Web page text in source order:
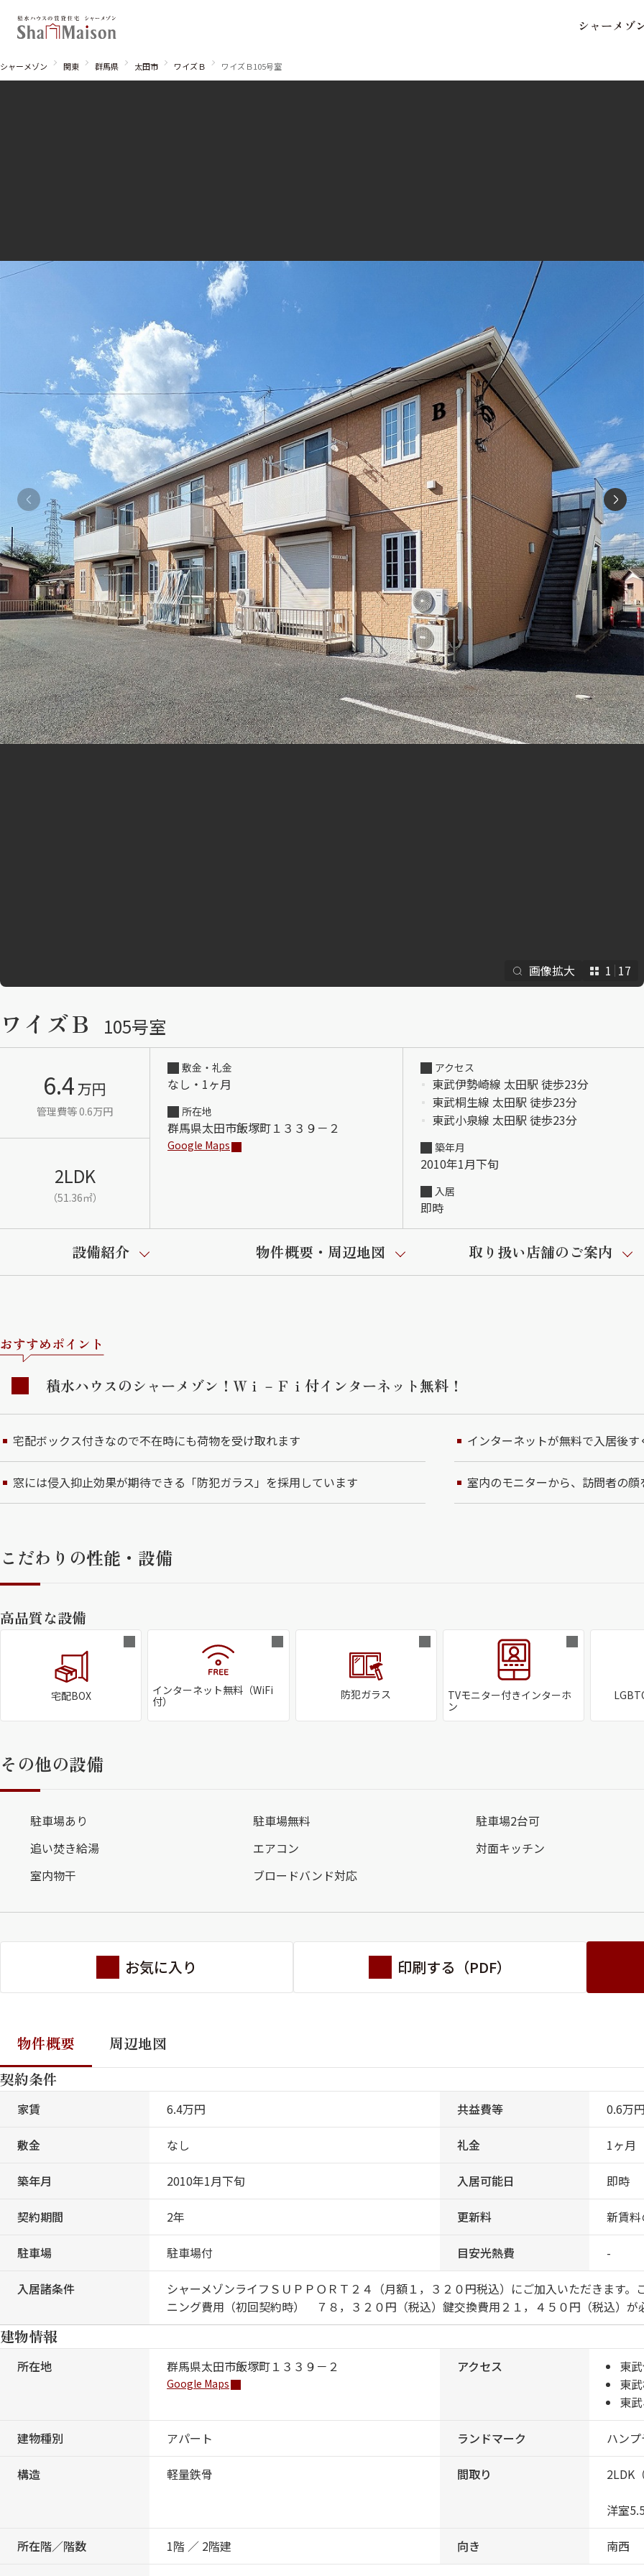
シ ャーメ ゾ
シャーメゾンとは シャーメゾンセレクション ルームツアー
動画ギャラリー ShaMaison STYLE
シャーメ
お問い合わ
シャーメゾ
らくらくパ
シャーメゾ
らくらくプ
シャーメゾン 関東 群馬県 太田市 ワイズＢ ワイズＢ105号室
画像拡大 1 17
ワイズＢ 105号室
6.4万円
管理費等 0.6万円
2LDK
（51.36㎡）
敷金・礼金
なし・1ヶ月
所在地
群馬県太田市飯塚町１３３９－２
Google Maps
アクセス
東武伊勢崎線 太田駅 徒歩23分
東武桐生線 太田駅 徒歩23分
東武小泉線 太田駅 徒歩23分
築年月
2010年1月下旬
入居
即時
設備紹介 物件概要・周辺地図 取り扱い店舗のご案内
おすすめポイント
積水ハウスのシャーメゾン！Ｗｉ－Ｆｉ付インターネット無料！
宅配ボックス付きなので不在時にも荷物を受け取れます インターネットが無料で入居後
窓には侵入抑止効果が期待できる「防犯ガラス」を採用しています 室内のモニターから、訪問者の
こだわりの性能・設備
高品質な設備
宅配BOX
インターネット無料（WiFi
付）
防犯ガラス
TVモニター付きインターホ
ン
その他の設備
駐車場あり 駐車場無料
駐車場2台可
追い焚き給湯
エアコン
対面キッチン
室内物干
ブロードバンド対応
お気に入り 印刷する（PDF）
物件概要
周辺地図
契約条件
家賃 6.4万円 共益費等 0.6万
敷金 なし 礼金 1ヶ月
築年月 2010年1月下旬 入居可能日 即時
契約期間 2年 更新料 新賃
駐車場 駐車場付 目安光熱費 -
入居諸条件
シャーメゾンライフＳＵＰＰＯＲＴ２４（月額１，３２０円税込）にご加入いただきます
ニング費用（初回契約時） ７８，３２０円（税込）鍵交換費用２１，４５０円（税込）が
建物情報
所在地 群馬県太田市飯塚町１３３９－２
Google Maps
アクセス
東
東
東
建物種別 アパート ランドマーク ハン
構造 軽量鉄骨 間取り 2LDK
洋室
所在階／階数 1階 ／ 2階建 向き 南西